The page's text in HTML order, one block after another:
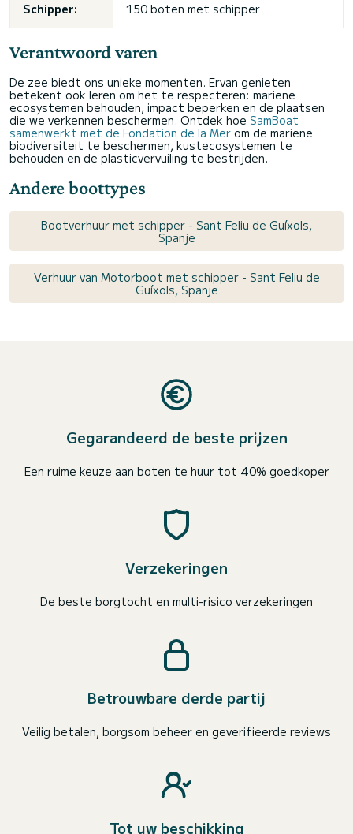
Schipper: 150 boten met schipper
Verantwoord varen
De zee biedt ons unieke momenten. Ervan genieten
betekent ook leren om het te respecteren: mariene
ecosystemen behouden, impact beperken en de plaatsen
die we verkennen beschermen. Ontdek hoe SamBoat
samenwerkt met de Fondation de la Mer om de mariene
biodiversiteit te beschermen, kustecosystemen te
behouden en de plasticvervuiling te bestrijden.
Andere boottypes
Bootverhuur met schipper - Sant Feliu de Guíxols,
Spanje
Verhuur van Motorboot met schipper - Sant Feliu de
Guíxols, Spanje
Gegarandeerd de beste prijzen
Een ruime keuze aan boten te huur tot 40% goedkoper
Verzekeringen
De beste borgtocht en multi-risico verzekeringen
Betrouwbare derde partij
Veilig betalen, borgsom beheer en geverifieerde reviews
Tot uw beschikking